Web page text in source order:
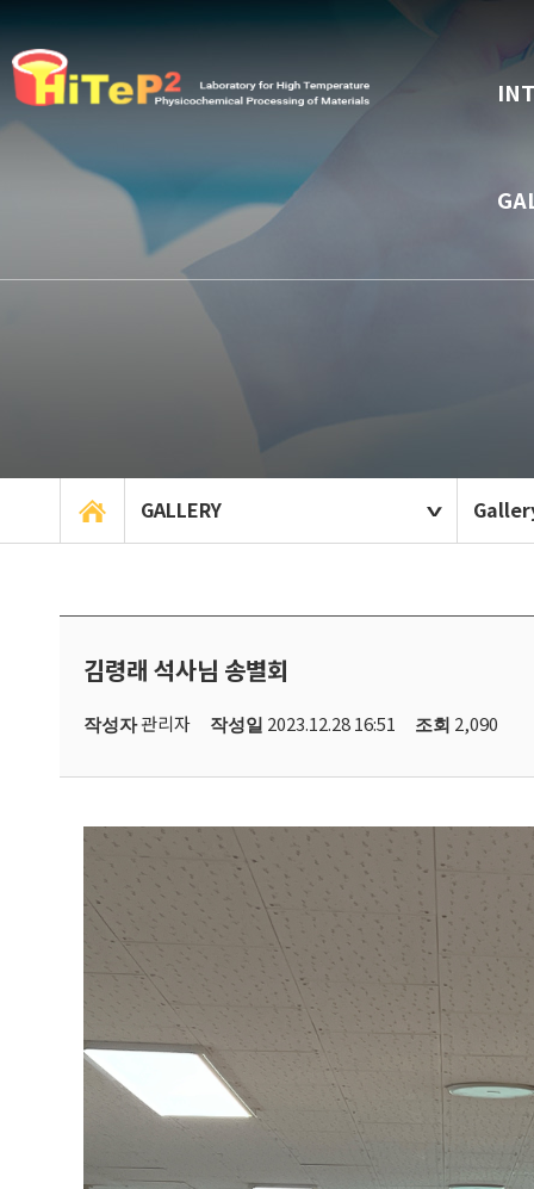
GALLERY
김령래 석사님 송별회
작성자관리자 작성일 2023.12.28 16:51 조회 2,090